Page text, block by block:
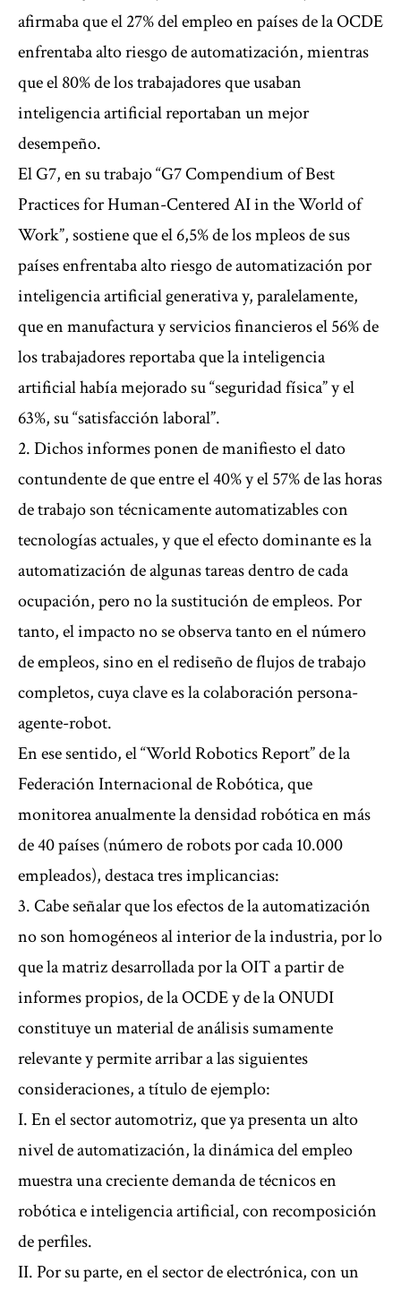
afirmaba que el 27% del empleo en países de la OCDE
enfrentaba alto riesgo de automatización, mientras
que el 80% de los trabajadores que usaban
inteligencia artificial reportaban un mejor
desempeño.
El G7, en su trabajo “G7 Compendium of Best
Practices for Human-Centered AI in the World of
Work”, sostiene que el 6,5% de los mpleos de sus
países enfrentaba alto riesgo de automatización por
inteligencia artificial generativa y, paralelamente,
que en manufactura y servicios financieros el 56% de
los trabajadores reportaba que la inteligencia
artificial había mejorado su “seguridad física” y el
63%, su “satisfacción laboral”.
2. Dichos informes ponen de manifiesto el dato
contundente de que entre el 40% y el 57% de las horas
de trabajo son técnicamente automatizables con
tecnologías actuales, y que el efecto dominante es la
automatización de algunas tareas dentro de cada
ocupación, pero no la sustitución de empleos. Por
tanto, el impacto no se observa tanto en el número
de empleos, sino en el rediseño de flujos de trabajo
completos, cuya clave es la colaboración persona-
agente-robot.
En ese sentido, el “World Robotics Report” de la
Federación Internacional de Robótica, que
monitorea anualmente la densidad robótica en más
de 40 países (número de robots por cada 10.000
empleados), destaca tres implicancias:
3. Cabe señalar que los efectos de la automatización
no son homogéneos al interior de la industria, por lo
que la matriz desarrollada por la OIT a partir de
informes propios, de la OCDE y de la ONUDI
constituye un material de análisis sumamente
relevante y permite arribar a las siguientes
consideraciones, a título de ejemplo:
I. En el sector automotriz, que ya presenta un alto
nivel de automatización, la dinámica del empleo
muestra una creciente demanda de técnicos en
robótica e inteligencia artificial, con recomposición
de perfiles.
II. Por su parte, en el sector de electrónica, con un